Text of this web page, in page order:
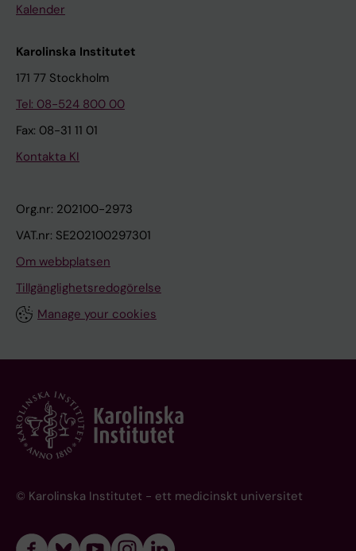
Kalender
Karolinska Institutet
171 77 Stockholm
Tel: 08-524 800 00
Fax: 08-31 11 01
Kontakta KI
Org.nr: 202100-2973
VAT.nr: SE202100297301
Om webbplatsen
Tillgänglighetsredogörelse
Manage your cookies
© Karolinska Institutet - ett medicinskt universitet